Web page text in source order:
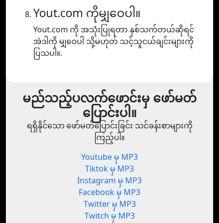
Yout.com ကိုမျှဝေပါ။
Yout.com ကို အသုံးပြုရတာ နှစ်သက်တယ်ဆိုရင်
အဲဒါကို မျှဝေပါ သို့မဟုတ် သင့်သူငယ်ချင်းများကို
ပြသပါ။.
မည်သည့်ပလက်ဖောင်းမှ ဖော်မတ်
ပြောင်းပါ။
ရရှိနိုင်သော ဖော်မတ်ပြောင်းခြင်း သင်ခန်းစာများကို
ကြည့်ပါ။
Youtube မှ MP3
Tiktok မှ MP3
Instagram မှ MP3
Facebook မှ MP3
Twitter မှ MP3
Twitch မှ MP3